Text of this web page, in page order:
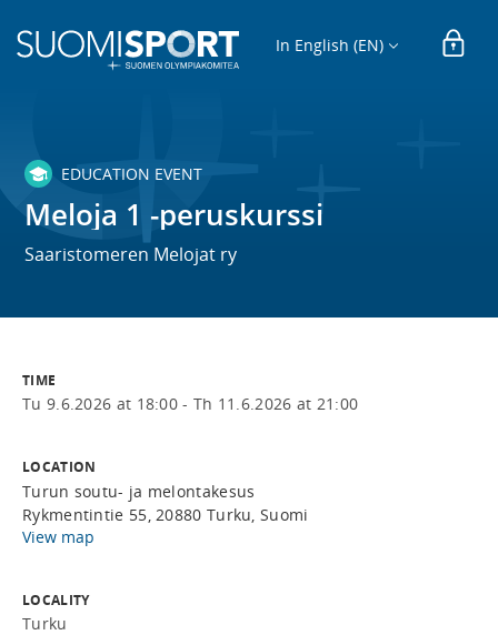
In English (EN)
EDUCATION EVENT
Meloja 1 -peruskurssi
Saaristomeren Melojat ry
TIME
Tu 9.6.2026 at 18:00 - Th 11.6.2026 at 21:00
LOCATION
Turun soutu- ja melontakesus
Rykmentintie 55, 20880 Turku, Suomi
View map
LOCALITY
Turku